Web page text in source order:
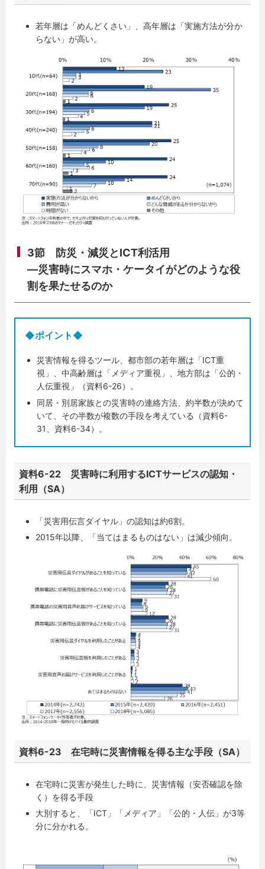
若年層は「めんどくさい」、高年層は「実施方法が分か
らない」が高い。
3節 防災・減災とICT利活用
—災害時にスマホ・ケータイがどのような役
割を果たせるのか
◆ポイント◆
災害情報を得るツール、都市部の若年層は「ICT重
視」、中高齢層は「メディア重視」、地方部は「公的・
人伝重視」（資料6-26）。
同居・別居家族との災害時の連絡方法、約半数が決めて
いて、その半数が複数の手段を考えている（資料6-
31、資料6-34）。
資料6-22 災害時に利用するICTサービスの認知・
利用（SA）
「災害用伝言ダイヤル」の認知は約6割。
2015年以降、「当てはまるものはない」は減少傾向。
資料6-23 在宅時に災害情報を得る主な手段（SA）
在宅時に災害が発生した時に、災害情報（安否確認を除
く）を得る手段
大別すると、「ICT」「メディア」「公的・人伝」が3等
分に分かれる。